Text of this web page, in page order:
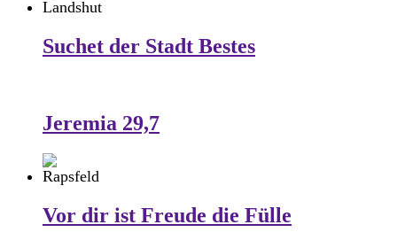
Suchet der Stadt Bestes
Jeremia 29,7
Vor dir ist Freude die Fülle